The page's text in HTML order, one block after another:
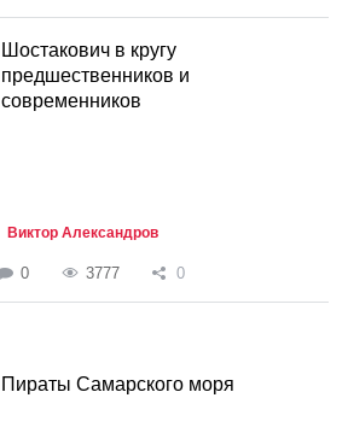
Шостакович в кругу
предшественников и
современников
Виктор Александров
0 3777 0
Пираты Самарского моря